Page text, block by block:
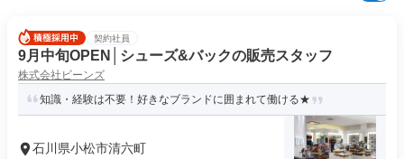
契約社員
9月中旬OPEN│シューズ&バックの販売スタッフ
株式会社ビーンズ
知識・経験は不要！好きなブランドに囲まれて働ける★
石川県小松市清六町